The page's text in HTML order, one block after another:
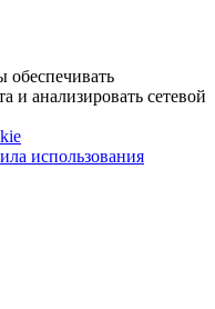
и анализировать сетевой
использования